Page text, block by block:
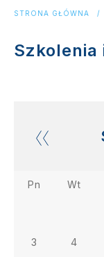
STRONA GŁÓWNA
Szkolenia
Pn Wt
3 4